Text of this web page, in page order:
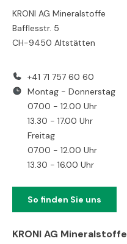
KRONI AG Mineralstoffe
Bafflesstr. 5
CH-9450 Altstätten
+41 71 757 60 60
Montag - Donnerstag
07.00 - 12.00 Uhr
13.30 - 17.00 Uhr
Freitag
07.00 - 12.00 Uhr
13.30 - 16.00 Uhr
So finden Sie uns
KRONI AG Mineralstoffe